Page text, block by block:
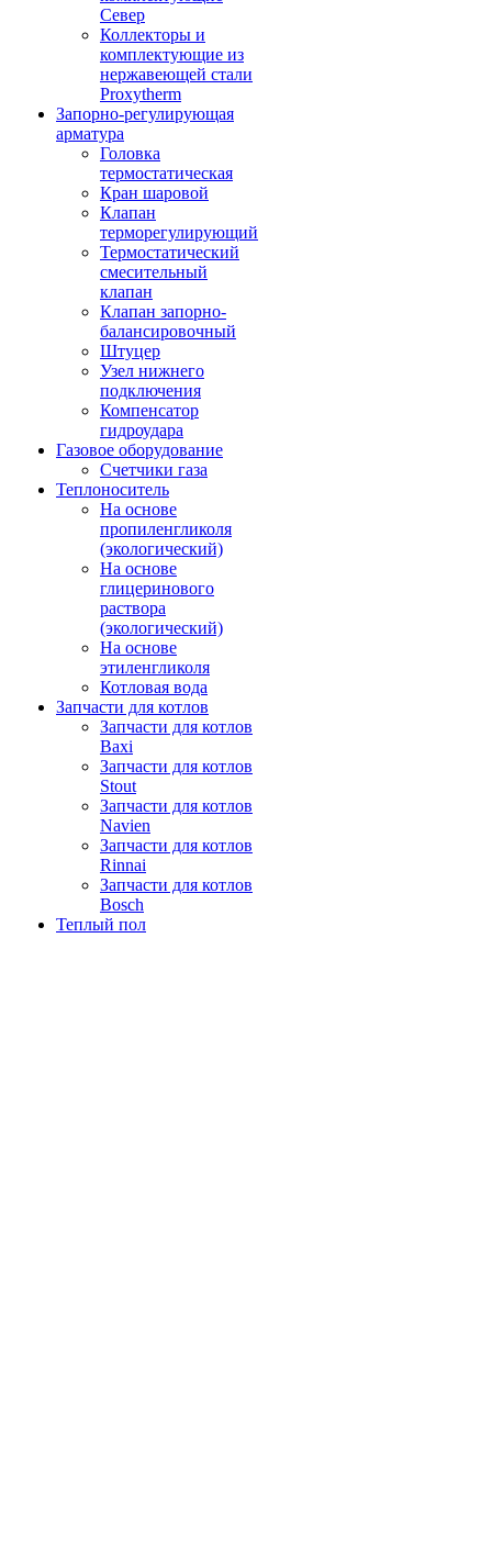
Север
Коллекторы и
комплектующие из
нержавеющей стали
Proxytherm
Запорно-регулирующая
арматура
Головка
термостатическая
Кран шаровой
Клапан
терморегулирующий
Термостатический
смесительный
клапан
Клапан запорно-
балансировочный
Штуцер
Узел нижнего
подключения
Компенсатор
гидроудара
Газовое оборудование
Счетчики газа
Теплоноситель
На основе
пропиленгликоля
(экологический)
На основе
глицеринового
раствора
(экологический)
На основе
этиленгликоля
Котловая вода
Запчасти для котлов
Запчасти для котлов
Baxi
Запчасти для котлов
Stout
Запчасти для котлов
Navien
Запчасти для котлов
Rinnai
Запчасти для котлов
Bosch
Теплый пол